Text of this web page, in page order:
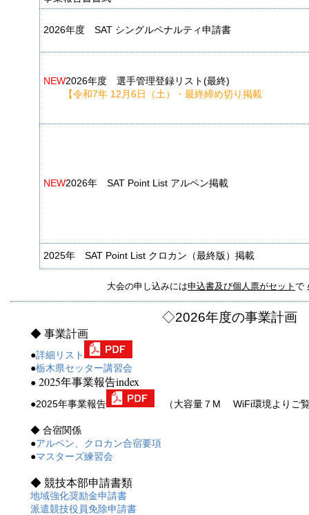
2026年度 SAT シングルペナルティ申請書
NEW2026年度 選手管理登録リスト(最終)
【令和7年 12月6日（土）・最終締め切り掲載
NEW2026年 SAT Point List アルペン掲載
2025年 SAT Point List クロカン（最終版）掲載
大会の申し込みには申込書及び個人票がセット で
◇2026年度の事業計画
◆ 事業計画
●詳細リスト
●栃木県セッター講習会
● 2025年事業報告index
●2025年事業報告 （大容量７M WiFi環境よりご
◆ 合宿関係
●アルペン、クロカン合宿要項
●マスターズ練習会
◆ 競技本部申請書類
地域強化奨励金申請書
派遣競技役員免除申請書